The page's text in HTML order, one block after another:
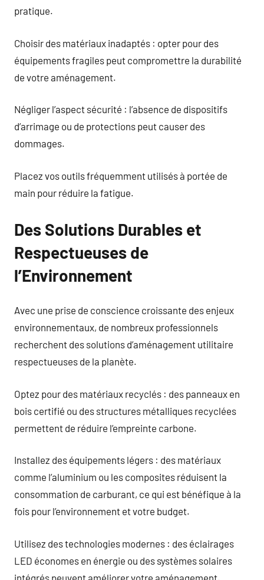
pratique.
Choisir des matériaux inadaptés : opter pour des
équipements fragiles peut compromettre la durabilité
de votre aménagement.
Négliger l’aspect sécurité : l’absence de dispositifs
d’arrimage ou de protections peut causer des
dommages.
Placez vos outils fréquemment utilisés à portée de
main pour réduire la fatigue.
Des Solutions Durables et
Respectueuses de
l’Environnement
Avec une prise de conscience croissante des enjeux
environnementaux, de nombreux professionnels
recherchent des solutions d’aménagement utilitaire
respectueuses de la planète.
Optez pour des matériaux recyclés : des panneaux en
bois certifié ou des structures métalliques recyclées
permettent de réduire l’empreinte carbone.
Installez des équipements légers : des matériaux
comme l’aluminium ou les composites réduisent la
consommation de carburant, ce qui est bénéfique à la
fois pour l’environnement et votre budget.
Utilisez des technologies modernes : des éclairages
LED économes en énergie ou des systèmes solaires
intégrés peuvent améliorer votre aménagement.